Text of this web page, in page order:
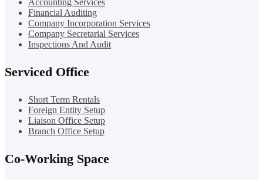
Financial Auditing
Company Incorporation Services
Company Secretarial Services
Inspections And Audit
Serviced Office
Short Term Rentals
Foreign Entity Setup
Liaison Office Setup
Branch Office Setup
Co-Working Space